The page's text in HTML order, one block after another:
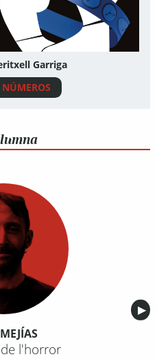
Garriga
NÚMEROS
▶︎
l'horror